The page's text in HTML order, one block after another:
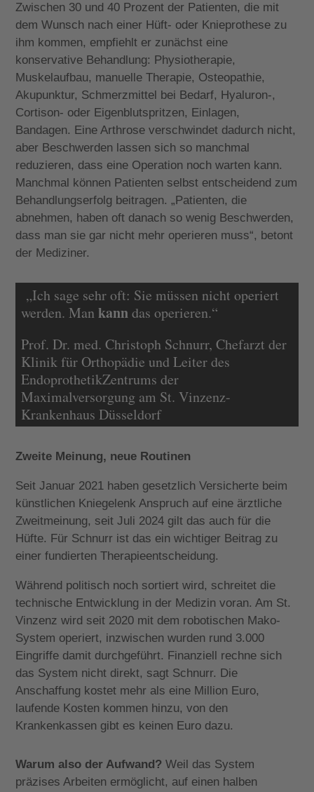
Zwischen 30 und 40 Prozent der Patienten, die mit
dem Wunsch nach einer Hüft- oder Knieprothese zu
ihm kommen, empfiehlt er zunächst eine
konservative Behandlung: Physiotherapie,
Muskelaufbau, manuelle Therapie, Osteopathie,
Akupunktur, Schmerzmittel bei Bedarf, Hyaluron-,
Cortison- oder Eigenblutspritzen, Einlagen,
Bandagen. EineArthrose verschwindet dadurch nicht,
aber Beschwerden lassen sich so manchmal
reduzieren, dass eine Operation noch warten kann.
Manchmal können Patienten selbst entscheidend zum
Behandlungserfolg beitragen. „Patienten, die
abnehmen, haben oft danach so wenig Beschwerden,
dass man sie gar nicht mehr operieren muss“, betont
der Mediziner.
„Ich sage sehr oft: Sie müssen nicht operiert
werden. Mankanndas operieren.“
Prof. Dr. med. Christoph Schnurr, Chefarzt der
Klinik für Orthopädie und Leiter des
EndoprothetikZentrums der
Maximalversorgung am St. Vinzenz-
Krankenhaus Düsseldorf
Zweite Meinung, neue Routinen
Seit Januar 2021 haben gesetzlich Versicherte beim
künstlichen Kniegelenk Anspruch auf eine ärztliche
Zweitmeinung, seit Juli 2024 gilt das auch für die
Hüfte. Für Schnurr ist das ein wichtiger Beitrag zu
einer fundierten Therapieentscheidung.
Während politisch noch sortiert wird, schreitet die
technische Entwicklung in der Medizin voran. Am St.
Vinzenz wird seit 2020 mit dem robotischen Mako-
System operiert, inzwischen wurden rund 3.000
Eingriffe damit durchgeführt. Finanziell rechne sich
das System nicht direkt, sagt Schnurr. Die
Anschaffung kostet mehr als eine Million Euro,
laufende Kosten kommen hinzu, von den
Krankenkassen gibt es keinen Euro dazu.
Warum also der Aufwand? Weil das System
präzises Arbeiten ermöglicht, auf einen halben